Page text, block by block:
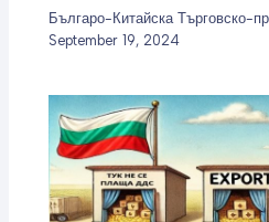
Българо-Китайска Търговско-
September 19, 2024